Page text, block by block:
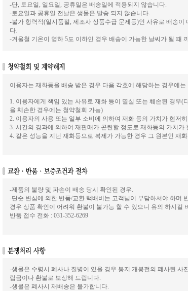
-단, 토요일, 일요일, 공휴일은 배송일에 적용되지 않습니다.
-토요일과 공휴일 전날은 생물은 발송 되지 않습니다.
-불가 항력적(일시품절, 제조사 상품수급 문제등)인 사유로 배송이
다.
-겨울철 기온이 영하 5도 이하인 경우 배송이 가능한 날씨가 될 때
이용자는 재화등을 배송 받은 경우 다음 각호에 해당하는 경우에
1. 이용자에게 책임 있는 사유로 재화 등이 멸실 또는 훼손된 경우(
을 훼손한 경우에는 청약철회 가능)
2. 이용자의 사용 또는 일부 소비에 의하여 재화 등의 가치가 현저
3. 시간의 경과에 의하여 재판매가 곤란할 정도로 재화등의 가치가
4. 같은 성능을 지닌 재화등으로 복제가 가능한 경우 그 원본인 재
-제품의 불량 및 파손이 배송 당시 확인된 경우.
-단순 변심에 의한 반품/교환 택배비는 고객님이 부담하셔야 하며
경우 상품 확인이 어려워 환불이 불가능 할 수 있으니 유의 하시길
반품 접수 전화 : 031-352-6269
-생물은 수령시 폐사나 질병이 있을 경우 봉지 개봉전의 폐사된 사
립금이나 환불로 보상해 드립니다.
-생물은 폐사시 재배송은 불가합니다.